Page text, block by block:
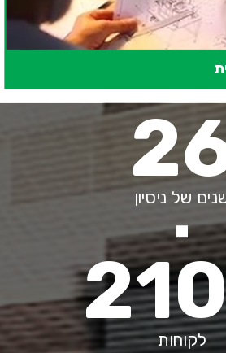
של ניסיון
לקוחות